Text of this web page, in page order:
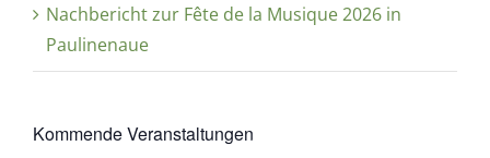
Nachbericht zur Fête de la Musique 2026 in
Paulinenaue
Kommende Veranstaltungen